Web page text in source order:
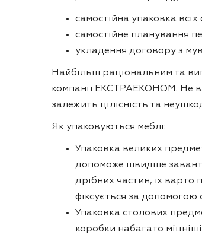
самостійна упаковка
самостійне планування
укладення договору з
Найбільш раціональним та
компанії ЕКСТРАЕКОНОМ. Не
залежить цілісність та
Як упаковуються меблі:
Упаковка великих
допоможе швидше
дрібних частин, їх варто
фіксується за допомогою
Упаковка столових
коробки набагато